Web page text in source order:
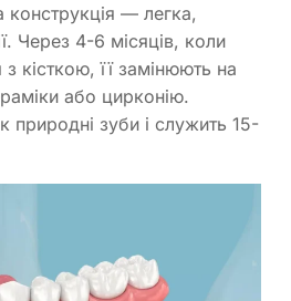
— легка,
Через 4-6 місяців, коли
з кісткою, її замінюють на
або цирконію.
природні зуби і служить 15-